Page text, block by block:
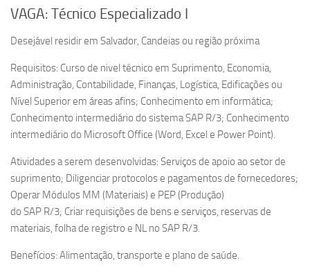
VAGA: Técnico Especializado I
Desejável residir em Salvador, Candeias ou região próxima
Requisitos: Curso de nivel técnico em Suprimento, Economia,
Administração, Contabilidade, Finanças, Logística, Edificações ou
Nível Superior em áreas afins; Conhecimento em informática;
Conhecimento intermediário do sistema SAP R/3; Conhecimento
intermediário do Microsoft Office (Word, Excel e Power Point).
Atividades a serem desenvolvidas: Serviços de apoio ao setor de
suprimento; Diligenciar protocolos e pagamentos de fornecedores;
Operar Módulos MM (Materiais) e PEP (Produção)
do SAP R/3; Criar requisições de bens e serviços, reservas de
materiais, folha de registro e NL no SAP R/3.
Benefícios: Alimentação, transporte e plano de saúde.